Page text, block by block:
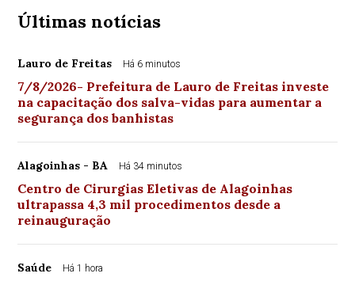
Últimas notícias
Lauro de Freitas Há 6 minutos
7/8/2026- Prefeitura de Lauro de Freitas investe
na capacitação dos salva-vidas para aumentar a
segurança dos banhistas
Alagoinhas - BA Há 34 minutos
Centro de Cirurgias Eletivas de Alagoinhas
ultrapassa 4,3 mil procedimentos desde a
reinauguração
Saúde Há 1 hora